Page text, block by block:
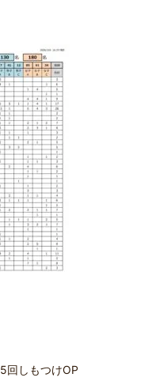
回しもつけOP